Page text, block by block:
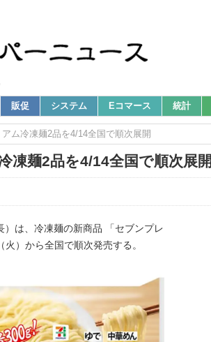
販促 システム Eコマース 統計
ム冷凍麺2品を4/14全国で順次展開
凍麺2品を4/14全国で順次展開
は、冷凍麺の新商品 「セブンプレ
）から全国で順次発売する。